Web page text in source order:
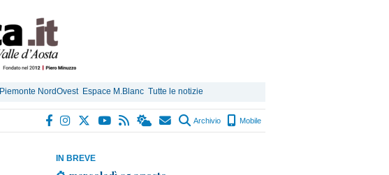
Piemonte NordOvest Espace M.Blanc Tutte le notizie
Archivio Mobile
IN BREVE